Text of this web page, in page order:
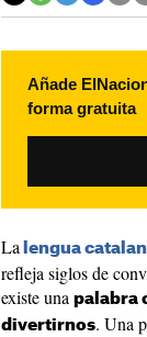
Añade
forma gratuita
La lengua
refleja siglos de
existe una palabra
divertirnos. Una